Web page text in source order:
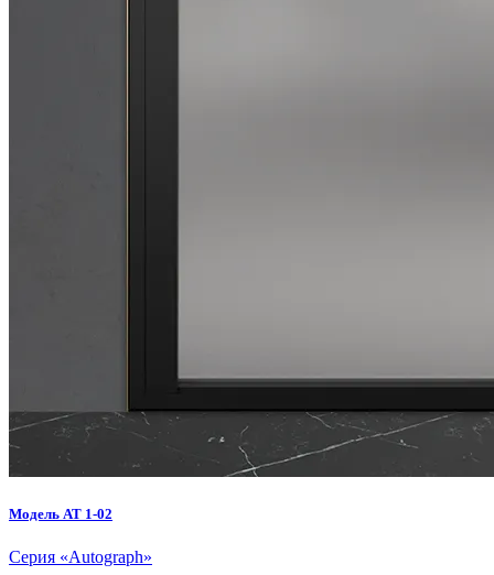
Модель AT 1-02
Серия «Autograph»